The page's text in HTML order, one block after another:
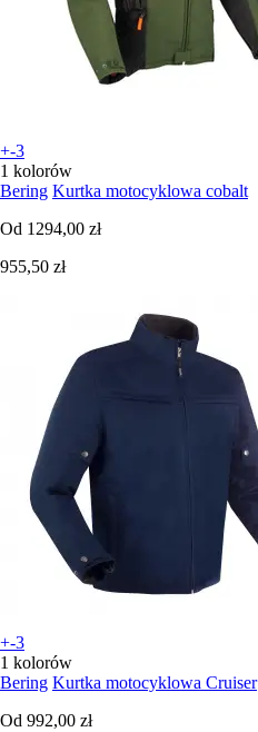
+-3
1 kolorów
Bering Kurtka motocyklowa cobalt
Od 1294,00 zł
955,50 zł
+-3
1 kolorów
Bering Kurtka motocyklowa Cruiser
Od 992,00 zł